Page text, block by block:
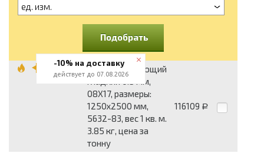
ед. изм.
Подобрать
Лист нержавеющий
гладкий 0.5 мм,
08Х17, размеры:
1250x2500 мм,
5632-83, вес 1 кв. м.
3.85 кг, цена за
тонну
116109 Р
-10% на доставку
действует до 07.08.2026